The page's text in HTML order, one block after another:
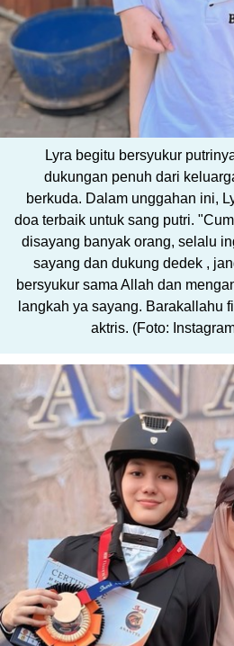
Lyra begitu bersyukur
dukungan penuh dari
berkuda. Dalam unggahan ini,
doa terbaik untuk sang putri.
disayang banyak orang, selalu
sayang dan dukung dedek ,
bersyukur sama Allah dan
langkah ya sayang. Barakallahu
aktris. (Foto: